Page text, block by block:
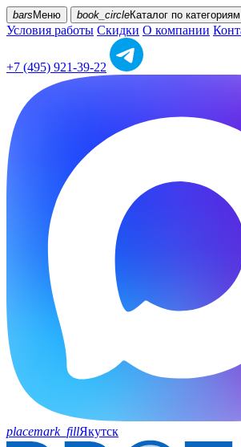
bars Меню book_circleКаталог по категориям
Условия работы Скидки О компании
+7 (495) 921-39-22
placemark_fillЯкутск